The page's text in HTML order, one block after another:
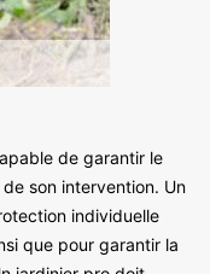
de garantir le
son intervention. Un
individuelle
que pour garantir la